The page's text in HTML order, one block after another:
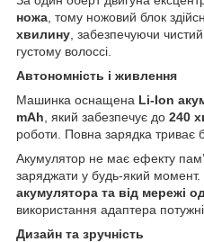
ножа , тому ножовий блок
хвилину , забезпечуючи
густому волоссі.
Автономність і живлення
Машинка оснащена Li-Ion
mAh , який забезпечує до 240
роботи. Повна зарядка триває
Акумулятор не має ефекту
заряджати у будь-який
акумулятора та від мережі
використання адаптера
Дизайн та зручність